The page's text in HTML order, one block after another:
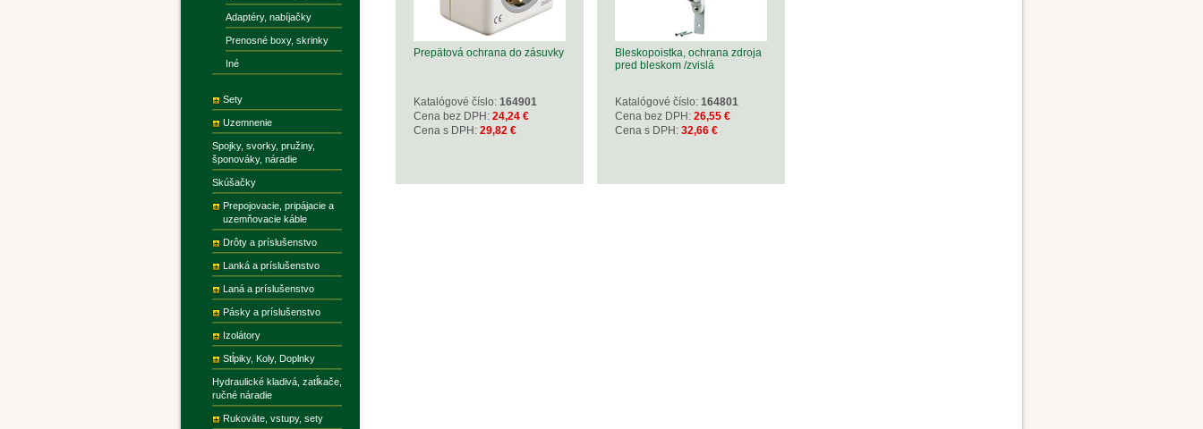
Adaptéry, nabíjačky
Prenosné boxy, skrinky
Iné
Sety
Uzemnenie
Spojky, svorky, pružiny,
šponováky, náradie
Skúšačky
Prepojovacie, pripájacie a
uzemňovacie káble
Drôty a príslušenstvo
Lanká a príslušenstvo
Laná a príslušenstvo
Pásky a príslušenstvo
Izolátory
Stĺpiky, Koly, Doplnky
Hydraulické kladivá, zatĺkače,
ručné náradie
Rukoväte, vstupy, sety
Prepätová ochrana do zásuvky
Katalógové číslo: 164901
Cena bez DPH: 24,24 €
Cena s DPH: 29,82 €
Bleskopoistka, ochrana zdroja
pred bleskom /zvislá
Katalógové číslo: 164801
Cena bez DPH: 26,55 €
Cena s DPH: 32,66 €